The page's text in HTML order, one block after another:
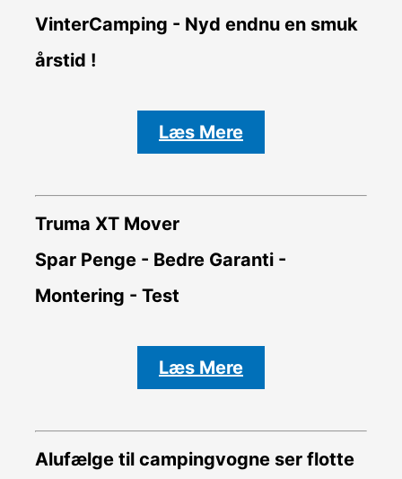
VinterCamping - Nyd endnu en smuk
årstid !
Læs Mere
Truma XT Mover
Spar Penge - Bedre Garanti -
Montering - Test
Læs Mere
Alufælge til campingvogne ser flotte